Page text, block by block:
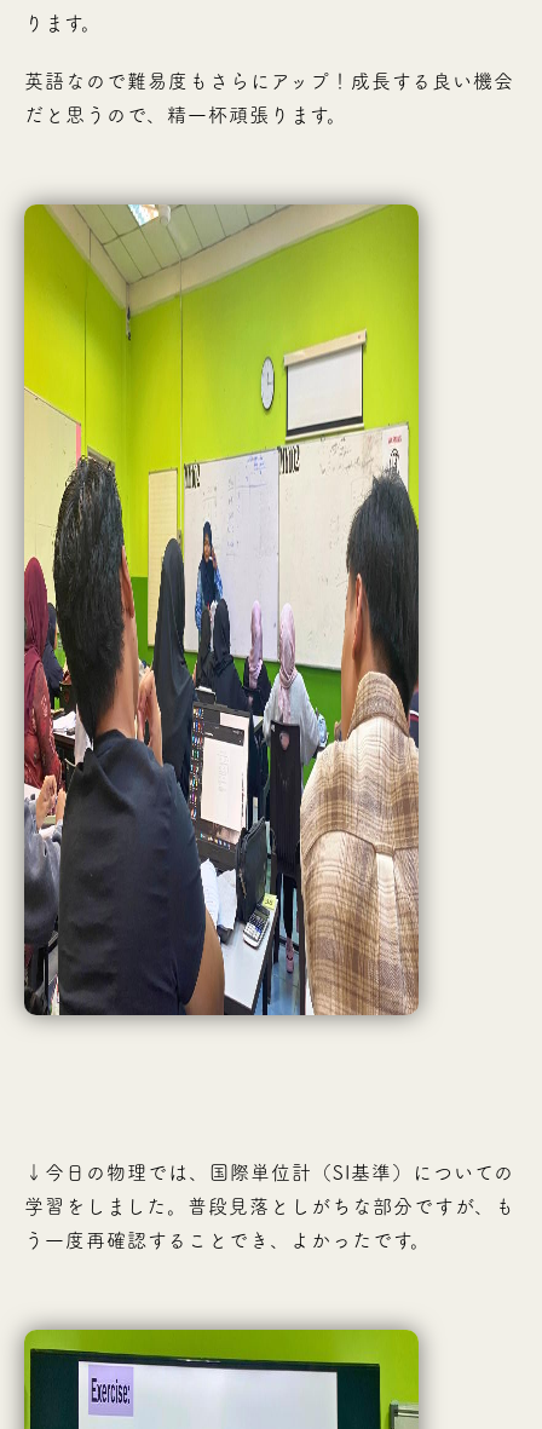
ります。
英語なので難易度もさらにアップ！成長する良い機会
だと思うので、精一杯頑張ります。
↓今日の物理では、国際単位計（SI基準）についての
学習をしました。普段見落としがちな部分ですが、も
う一度再確認することでき、よかったです。